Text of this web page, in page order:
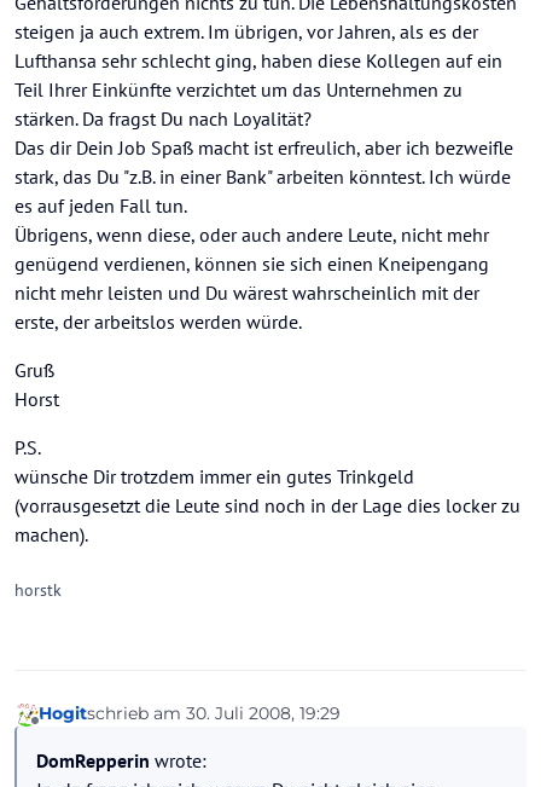
steigen ja auch extrem. Im übrigen, vor Jahren, als es der
Lufthansa sehr schlecht ging, haben diese Kollegen auf ein
Teil Ihrer Einkünfte verzichtet um das Unternehmen zu
stärken. Da fragst Du nach Loyalität?
Das dir Dein Job Spaß macht ist erfreulich, aber ich bezweifle
stark, das Du "z.B. in einer Bank" arbeiten könntest. Ich würde
es auf jeden Fall tun.
Übrigens, wenn diese, oder auch andere Leute, nicht mehr
genügend verdienen, können sie sich einen Kneipengang
nicht mehr leisten und Du wärest wahrscheinlich mit der
erste, der arbeitslos werden würde.
Gruß
Horst
P.S.
wünsche Dir trotzdem immer ein gutes Trinkgeld
(vorrausgesetzt die Leute sind noch in der Lage dies locker zu
machen).
horstk
Offline
Hogitschrieb am 30. Juli 2008, 19:29
zuletzt editiert von
DomRepperin wrote: